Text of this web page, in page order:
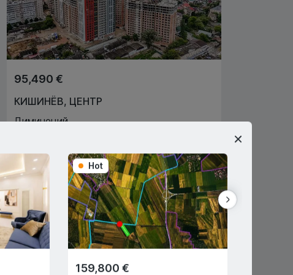
95,490 €
КИШИНЁВ, ЦЕНТР
Диминеций
Буга Ровелиу 068555031
Агент по недвижимости
Hot
159,800 €